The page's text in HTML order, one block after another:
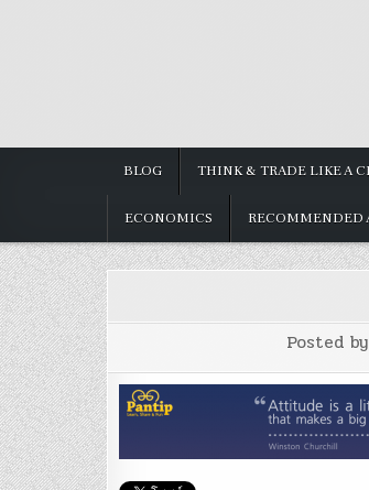
BLOG THINK & TRADE LIKE A
ECONOMICS RECOMMENDED
Posted by